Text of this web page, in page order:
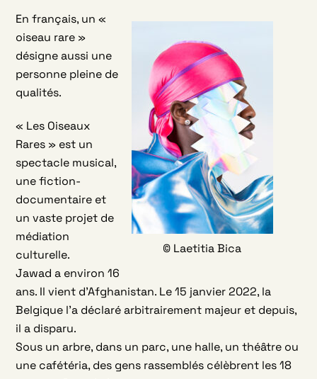
© Laetitia Bica
En français, un «
oiseau rare »
désigne aussi une
personne pleine de
qualités.
« Les Oiseaux
Rares » est un
spectacle musical,
une fiction-
documentaire et
un vaste projet de
médiation
culturelle.
Jawad a environ 16
ans. Il vient d’Afghanistan. Le 15 janvier 2022, la
Belgique l’a déclaré arbitrairement majeur et depuis,
il a disparu.
Sous un arbre, dans un parc, une halle, un théâtre ou
une cafétéria, des gens rassemblés célèbrent les 18